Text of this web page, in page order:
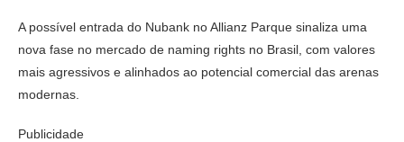
A possível entrada do Nubank no Allianz Parque sinaliza uma
nova fase no mercado de naming rights no Brasil, com valores
mais agressivos e alinhados ao potencial comercial das arenas
modernas.
Publicidade